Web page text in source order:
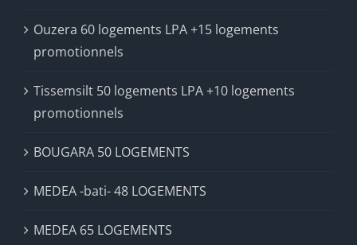
Ouzera 60 logements LPA +15 logements
promotionnels
Tissemsilt 50 logements LPA +10 logements
promotionnels
BOUGARA 50 LOGEMENTS
MEDEA -bati- 48 LOGEMENTS
MEDEA 65 LOGEMENTS